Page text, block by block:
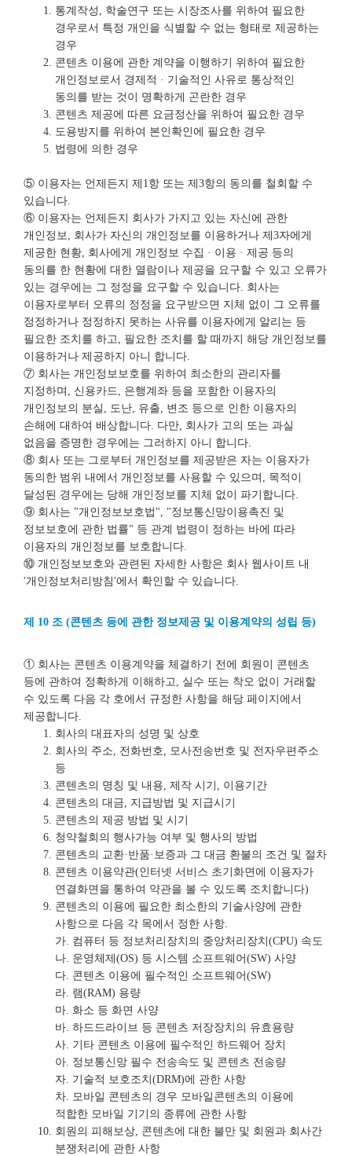
통계작성, 학술연구 또는 시장조사를 위하여 필요한
경우로서 특정 개인을 식별할 수 없는 형태로 제공하는
경우
콘텐츠 이용에 관한 계약을 이행하기 위하여 필요한
개인정보로서 경제적 · 기술적인 사유로 통상적인
동의를 받는 것이 명확하게 곤란한 경우
콘텐츠 제공에 따른 요금정산을 위하여 필요한 경우
도용방지를 위하여 본인확인에 필요한 경우
법령에 의한 경우
⑤ 이용자는 언제든지 제1항 또는 제3항의 동의를 철회할 수
있습니다.
⑥ 이용자는 언제든지 회사가 가지고 있는 자신에 관한
개인정보, 회사가 자신의 개인정보를 이용하거나 제3자에게
제공한 현황, 회사에게 개인정보 수집 · 이용 · 제공 등의
동의를 한 현황에 대한 열람이나 제공을 요구할 수 있고 오류가
있는 경우에는 그 정정을 요구할 수 있습니다. 회사는
이용자로부터 오류의 정정을 요구받으면 지체 없이 그 오류를
정정하거나 정정하지 못하는 사유를 이용자에게 알리는 등
필요한 조치를 하고, 필요한 조치를 할 때까지 해당 개인정보를
이용하거나 제공하지 아니 합니다.
⑦ 회사는 개인정보보호를 위하여 최소한의 관리자를
지정하며, 신용카드, 은행계좌 등을 포함한 이용자의
개인정보의 분실, 도난, 유출, 변조 등으로 인한 이용자의
손해에 대하여 배상합니다. 다만, 회사가 고의 또는 과실
없음을 증명한 경우에는 그러하지 아니 합니다.
⑧ 회사 또는 그로부터 개인정보를 제공받은 자는 이용자가
동의한 범위 내에서 개인정보를 사용할 수 있으며, 목적이
달성된 경우에는 당해 개인정보를 지체 없이 파기합니다.
⑨ 회사는 "개인정보보호법", "정보통신망이용촉진 및
정보보호에 관한 법률" 등 관계 법령이 정하는 바에 따라
이용자의 개인정보를 보호합니다.
⑩ 개인정보보호와 관련된 자세한 사항은 회사 웹사이트 내
'개인정보처리방침'에서 확인할 수 있습니다.
제 10 조 (콘텐츠 등에 관한 정보제공 및 이용계약의 성립 등)
① 회사는 콘텐츠 이용계약을 체결하기 전에 회원이 콘텐츠
등에 관하여 정확하게 이해하고, 실수 또는 착오 없이 거래할
수 있도록 다음 각 호에서 규정한 사항을 해당 페이지에서
제공합니다.
회사의 대표자의 성명 및 상호
회사의 주소, 전화번호, 모사전송번호 및 전자우편주소
등
콘텐츠의 명칭 및 내용, 제작 시기, 이용기간
콘텐츠의 대금, 지급방법 및 지급시기
콘텐츠의 제공 방법 및 시기
청약철회의 행사가능 여부 및 행사의 방법
콘텐츠의 교환·반품·보증과 그 대금 환불의 조건 및 절차
콘텐츠 이용약관(인터넷 서비스 초기화면에 이용자가
연결화면을 통하여 약관을 볼 수 있도록 조치합니다)
콘텐츠의 이용에 필요한 최소한의 기술사양에 관한
사항으로 다음 각 목에서 정한 사항.
가. 컴퓨터 등 정보처리장치의 중앙처리장치(CPU) 속도
나. 운영체제(OS) 등 시스템 소프트웨어(SW) 사양
다. 콘텐츠 이용에 필수적인 소프트웨어(SW)
라. 램(RAM) 용량
마. 화소 등 화면 사양
바. 하드드라이브 등 콘텐츠 저장장치의 유효용량
사. 기타 콘텐츠 이용에 필수적인 하드웨어 장치
아. 정보통신망 필수 전송속도 및 콘텐츠 전송량
자. 기술적 보호조치(DRM)에 관한 사항
차. 모바일 콘텐츠의 경우 모바일콘텐츠의 이용에
적합한 모바일 기기의 종류에 관한 사항
회원의 피해보상, 콘텐츠에 대한 불만 및 회원과 회사간
분쟁처리에 관한 사항